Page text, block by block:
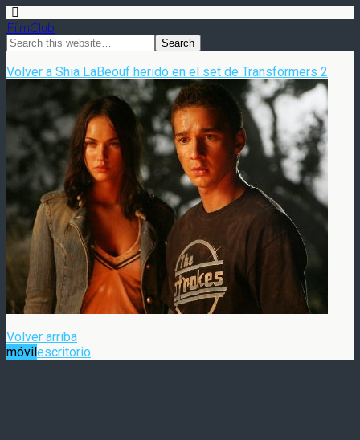
FilmClub
Volver a Shia LaBeouf herido en el set de Transformers 2
Volver arriba
móvilescritorio